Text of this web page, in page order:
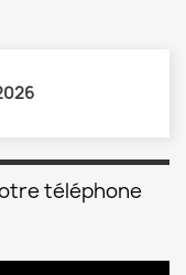
téléphone